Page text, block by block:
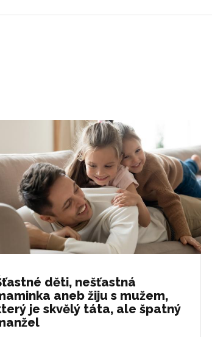
děti, nešťastná
aneb žiju s mužem,
je skvělý táta, ale špatný